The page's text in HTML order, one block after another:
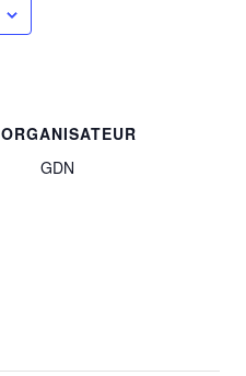
ORGANISATEUR
GDN